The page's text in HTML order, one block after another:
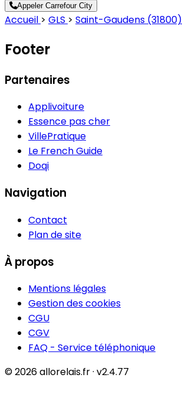
Appeler Carrefour City
Accueil > GLS > Saint-Gaudens (31800)
Footer
Partenaires
Applivoiture
Essence pas cher
VillePratique
Le French Guide
Doqi
Navigation
Contact
Plan de site
À propos
Mentions légales
Gestion des cookies
CGU
CGV
FAQ - Service téléphonique
© 2026 allorelais.fr · v2.4.77